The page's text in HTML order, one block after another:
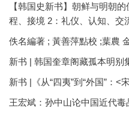
【韩国史新书】朝鲜与明朝
程、接境 2：礼仪、认知、交
佚名編著 ; 黃善萍點校 ;葉農
新书 | 韩国奎章阁藏孤本明别
新书 |《从“四夷”到“外国”：<
王宏斌：孙中山论中国近代毒